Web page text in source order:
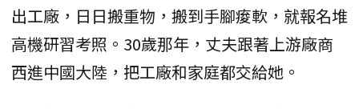
出工廠，日日搬重物，搬到手腳痠軟，就報名堆
高機研習考照。30歲那年，丈夫跟著上游廠商
西進中國大陸，把工廠和家庭都交給她。